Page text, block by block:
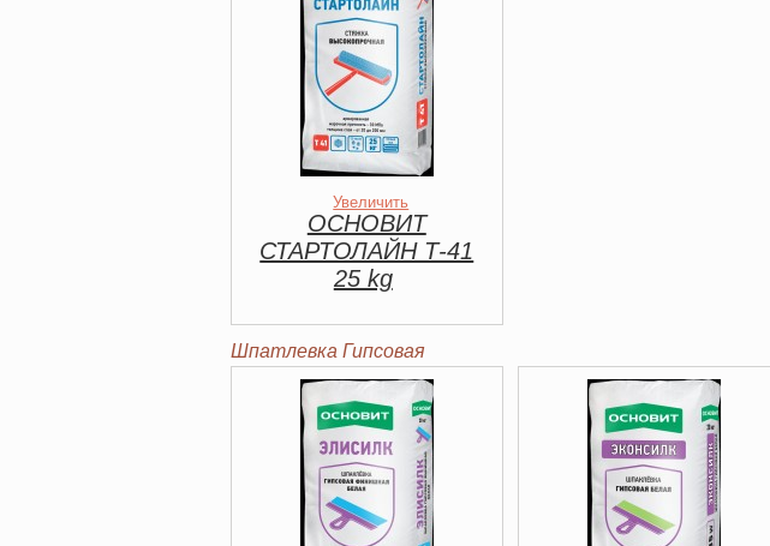
Увеличить
ОСНОВИТ
СТАРТОЛАЙН Т-41
25 kg
Шпатлевка Гипсовая